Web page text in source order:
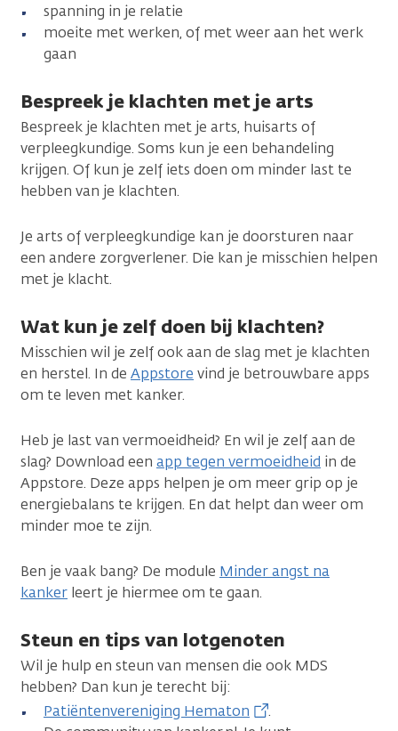
spanning in je relatie
moeite met werken, of met weer aan het werk
gaan
Bespreek je klachten met je arts
Bespreek je klachten met je arts, huisarts of
verpleegkundige. Soms kun je een behandeling
krijgen. Of kun je zelf iets doen om minder last te
hebben van je klachten.
Je arts of verpleegkundige kan je doorsturen naar
een andere zorgverlener. Die kan je misschien helpen
met je klacht.
Wat kun je zelf doen bij klachten?
Misschien wil je zelf ook aan de slag met je klachten
en herstel. In de Appstore vind je betrouwbare apps
om te leven met kanker.
Heb je last van vermoeidheid? En wil je zelf aan de
slag? Download een app tegen vermoeidheid in de
Appstore. Deze apps helpen je om meer grip op je
energiebalans te krijgen. En dat helpt dan weer om
minder moe te zijn.
Ben je vaak bang? De module Minder angst na
kanker leert je hiermee om te gaan.
Steun en tips van lotgenoten
Wil je hulp en steun van mensen die ook MDS
hebben? Dan kun je terecht bij:
Patiëntenvereniging Hematon
.